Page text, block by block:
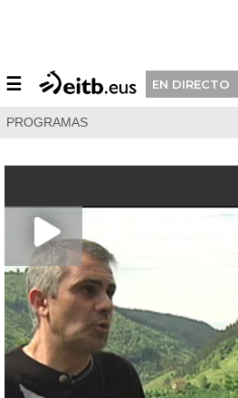
☰ EN DIRECTO
PROGRAMAS